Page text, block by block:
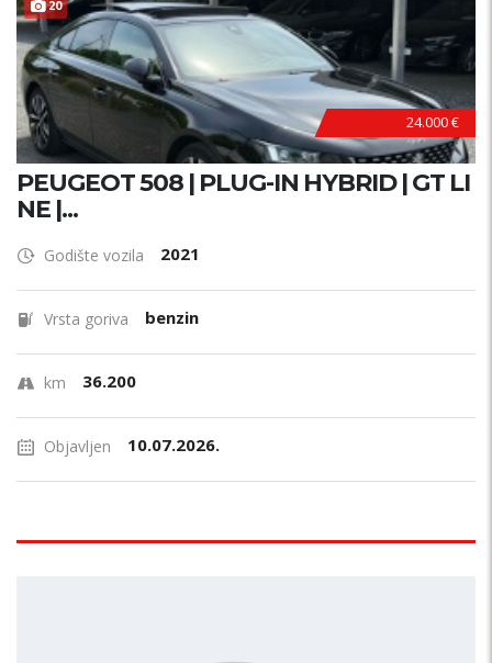
20
24.000 €
PEUGEOT 508 | PLUG-IN HYBRID | GT LI
NE |...
Godište vozila 2021
Vrsta goriva benzin
km 36.200
Objavljen 10.07.2026.